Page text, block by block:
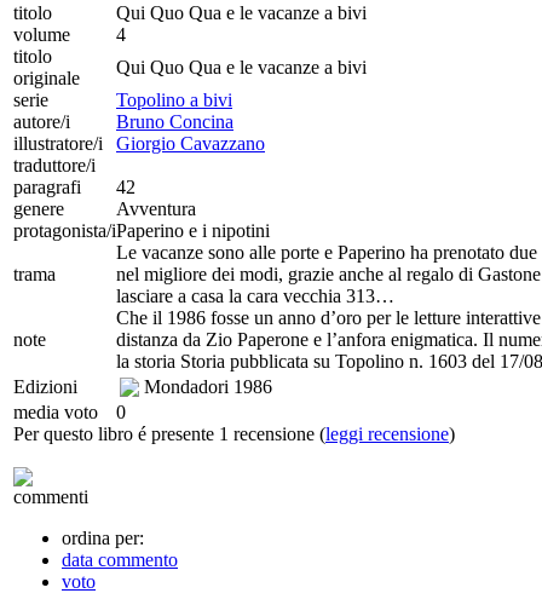
titolo
Qui Quo Qua e le vacanze a bivi
volume
4
titolo
originale
Qui Quo Qua e le vacanze a bivi
serie
Topolino a bivi
autore/i
Bruno Concina
illustratore/i
Giorgio Cavazzano
traduttore/i
paragrafi
42
genere
Avventura
protagonista/iPaperino e i nipotini
trama
Le vacanze sono alle porte e Paperino ha prenotato
nel migliore dei modi, grazie anche al regalo di
lasciare a casa la cara vecchia 313…
note
Che il 1986 fosse un anno d’oro per le letture
distanza da Zio Paperone e l’anfora enigmatica. Il
la storia Storia pubblicata su Topolino n. 1603 del 17/
Edizioni
Mondadori 1986
media voto
0
Per questo libro é presente 1 recensione (leggi recensione)
commenti
ordina per:
data commento
voto